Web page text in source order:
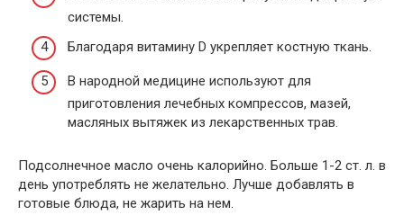
системы.
Благодаря витамину D укрепляет костную ткань.
В народной медицине используют для
приготовления лечебных компрессов, мазей,
масляных вытяжек из лекарственных трав.
Подсолнечное масло очень калорийно. Больше 1-2 ст. л. в
день употреблять не желательно. Лучше добавлять в
готовые блюда, не жарить на нем.